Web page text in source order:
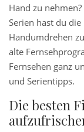
Hand zu
Serien hast du
Handumdrehen
alte
Fernsehen ganz
und Serientipps.
Die besten